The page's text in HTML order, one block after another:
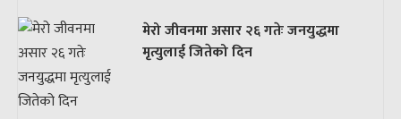
मेरो जीवनमा असार २६ गतेः जनयुद्धमा
मृत्युलाई जितेको दिन